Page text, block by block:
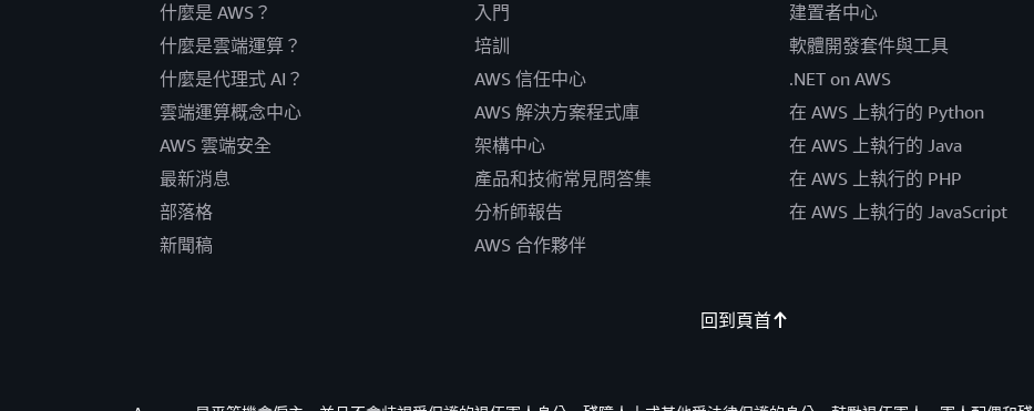
什麼是 AWS？
什麼是雲端運算？
什麼是代理式 AI？
雲端運算概念中心
AWS 雲端安全
最新消息
部落格
新聞稿
入門
培訓
AWS 信任中心
AWS 解決方案程式庫
架構中心
產品和技術常見問答集
分析師報告
AWS 合作夥伴
建置者中心
軟體開發套件與工具
.NET on AWS
在 AWS 上執行的 Python
在 AWS 上執行的 Java
在 AWS 上執行的 PHP
在 AWS 上執行的 JavaScript
回到頁首